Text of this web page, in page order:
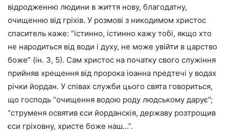
відродженню людини в життя нову, благодатну,
очищенню від гріхів. У розмові з никодимом христос
спаситель каже: “істинно, істинно кажу тобі, якщо хто
не народиться від води і духу, не може увійти в царство
боже” (ін. 3, 5). Сам христос на початку свого служіння
прийняв хрещення від пророка іоанна предтечі у водах
річки йордан. У співах служби цього свята говориться,
що господь “очищення водою роду людському дарує”;
“струменя освятив єси йорданскія, державу розтрощив
єси гріховну, христе боже наш…”.